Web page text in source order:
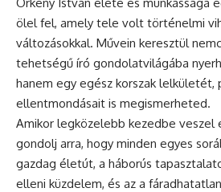
ölel fel, amely tele volt történelmi
változásokkal. Művein keresztül
tehetségű író gondolatvilágába
hanem egy egész korszak lelkületét,
ellentmondásait is megismerheted.
Amikor legközelebb kezedbe veszel
gondolj arra, hogy minden egyes
gazdag életút, a háborús
elleni küzdelem, és az a